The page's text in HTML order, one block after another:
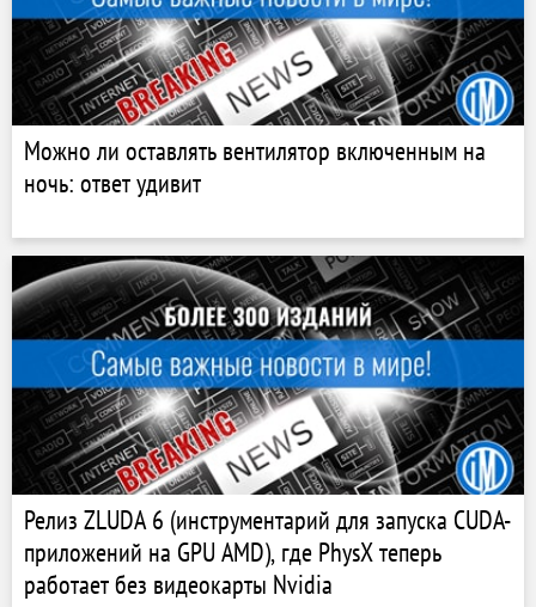
Можно ли оставлять вентилятор включенным на
ночь: ответ удивит
Релиз ZLUDA 6 (инструментарий для запуска CUDA-
приложений на GPU AMD), где PhysX теперь
работает без видеокарты Nvidia